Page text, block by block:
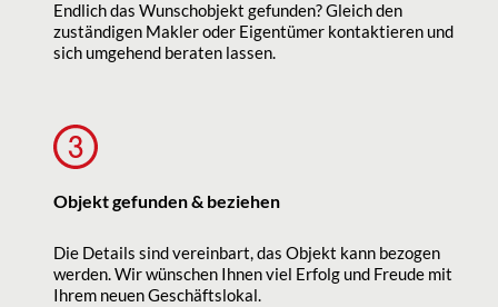
Endlich das Wunschobjekt gefunden? Gleich den
zuständigen Makler oder Eigentümer kontaktieren und
sich umgehend beraten lassen.
Objekt gefunden & beziehen
Die Details sind vereinbart, das Objekt kann bezogen
werden. Wir wünschen Ihnen viel Erfolg und Freude mit
Ihrem neuen Geschäftslokal.